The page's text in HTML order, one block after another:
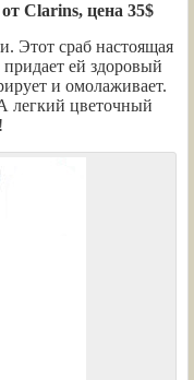
Clarins, цена 35$
Этот сраб настоящая
ей здоровый
и омолаживает.
легкий цветочный